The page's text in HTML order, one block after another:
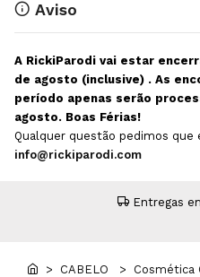
Cosmética
Equipamentos
Escovas e Pente
Extensões
MAN WORLD -
Professional
Depilação
Descartáveis
Diversos
Equipamentos
Maquilhagem
Aviso
A RickiParodi vai estar
de agosto (inclusive) . As
período apenas serão
agosto. Boas Férias!
Qualquer questão pedimos que
info@rickiparodi.com
Entregas
> CABELO > Cosmética